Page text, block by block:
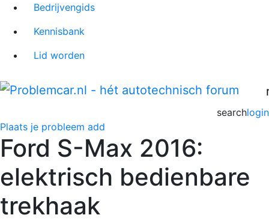
Bedrijvengids
Kennisbank
Lid worden
login
search
Plaats je probleem add
Ford S-Max 2016:
elektrisch bedienbare
trekhaak